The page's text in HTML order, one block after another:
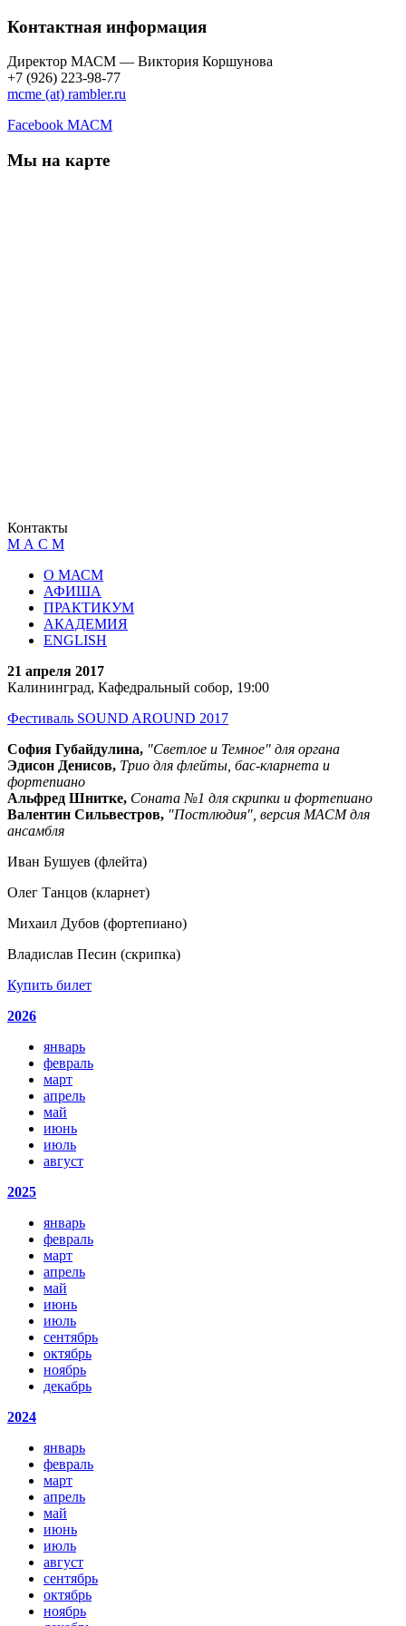
Контактная информация
Директор МАСМ — Виктория Коршунова
+7 (926) 223-98-77
mcme (at) rambler.ru
Facebook МАСМ
Мы на карте
Контакты
М А С М
О МАСМ
АФИША
ПРАКТИКУМ
АКАДЕМИЯ
ENGLISH
21 апреля 2017
Калининград, Кафедральный собор, 19:00
Фестиваль SOUND AROUND 2017
София Губайдулина, "Светлое и Темное" для органа
Эдисон Денисов, Трио для флейты, бас-кларнета и
фортепиано
Альфред Шнитке, Соната №1 для скрипки и фортепиано
Валентин Сильвестров, "Постлюдия", версия МАСМ для
ансамбля
Иван Бушуев (флейта)
Олег Танцов (кларнет)
Михаил Дубов (фортепиано)
Владислав Песин (скрипка)
Купить билет
2026
январь
февраль
март
апрель
май
июнь
июль
август
2025
январь
февраль
март
апрель
май
июнь
июль
сентябрь
октябрь
ноябрь
декабрь
2024
январь
февраль
март
апрель
май
июнь
июль
август
сентябрь
октябрь
ноябрь